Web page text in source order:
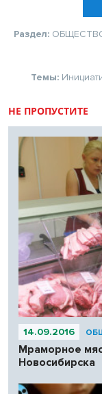
Раздел:
Темы:
НЕ ПРОПУСТИТЕ
14.09.2016
Мраморное
Новосибирска